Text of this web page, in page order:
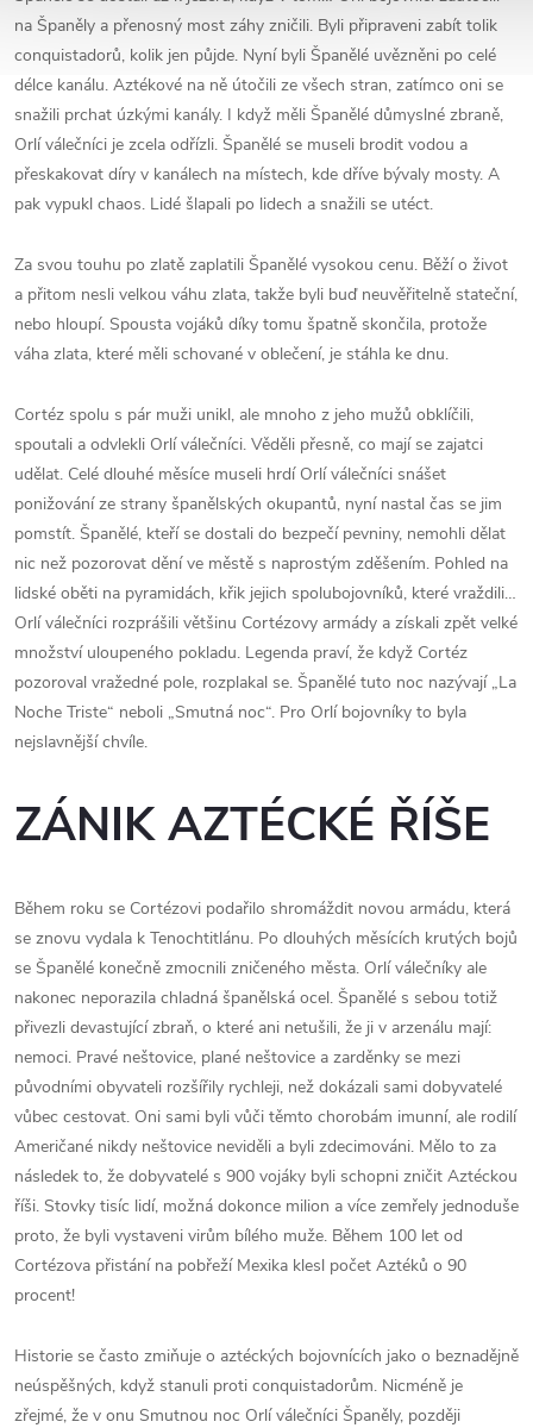
na Španěly a přenosný most záhy zničili. Byli připraveni zabít tolik
conquistadorů, kolik jen půjde. Nyní byli Španělé uvězněni po celé
délce kanálu. Aztékové na ně útočili ze všech stran, zatímco oni se
snažili prchat úzkými kanály. I když měli Španělé důmyslné zbraně,
Orlí válečníci je zcela odřízli. Španělé se museli brodit vodou a
přeskakovat díry v kanálech na místech, kde dříve bývaly mosty. A
pak vypukl chaos. Lidé šlapali po lidech a snažili se utéct.
Za svou touhu po zlatě zaplatili Španělé vysokou cenu. Běží o život
a přitom nesli velkou váhu zlata, takže byli buď neuvěřitelně stateční,
nebo hloupí. Spousta vojáků díky tomu špatně skončila, protože
váha zlata, které měli schované v oblečení, je stáhla ke dnu.
Cortéz spolu s pár muži unikl, ale mnoho z jeho mužů obklíčili,
spoutali a odvlekli Orlí válečníci. Věděli přesně, co mají se zajatci
udělat. Celé dlouhé měsíce museli hrdí Orlí válečníci snášet
ponižování ze strany španělských okupantů, nyní nastal čas se jim
pomstít. Španělé, kteří se dostali do bezpečí pevniny, nemohli dělat
nic než pozorovat dění ve městě s naprostým zděšením. Pohled na
lidské oběti na pyramidách, křik jejich spolubojovníků, které vraždili…
Orlí válečníci rozprášili většinu Cortézovy armády a získali zpět velké
množství uloupeného pokladu. Legenda praví, že když Cortéz
pozoroval vražedné pole, rozplakal se. Španělé tuto noc nazývají „La
Noche Triste“ neboli „Smutná noc“. Pro Orlí bojovníky to byla
nejslavnější chvíle.
ZÁNIK AZTÉCKÉ ŘÍŠE
Během roku se Cortézovi podařilo shromáždit novou armádu, která
se znovu vydala k Tenochtitlánu. Po dlouhých měsících krutých bojů
se Španělé konečně zmocnili zničeného města. Orlí válečníky ale
nakonec neporazila chladná španělská ocel. Španělé s sebou totiž
přivezli devastující zbraň, o které ani netušili, že ji v arzenálu mají:
nemoci. Pravé neštovice, plané neštovice a zarděnky se mezi
původními obyvateli rozšířily rychleji, než dokázali sami dobyvatelé
vůbec cestovat. Oni sami byli vůči těmto chorobám imunní, ale rodilí
Američané nikdy neštovice neviděli a byli zdecimováni. Mělo to za
následek to, že dobyvatelé s 900 vojáky byli schopni zničit Aztéckou
říši. Stovky tisíc lidí, možná dokonce milion a více zemřely jednoduše
proto, že byli vystaveni virům bílého muže. Během 100 let od
Cortézova přistání na pobřeží Mexika klesl počet Aztéků o 90
procent!
Historie se často zmiňuje o aztéckých bojovnících jako o beznadějně
neúspěšných, když stanuli proti conquistadorům. Nicméně je
zřejmé, že v onu Smutnou noc Orlí válečníci Španěly, později